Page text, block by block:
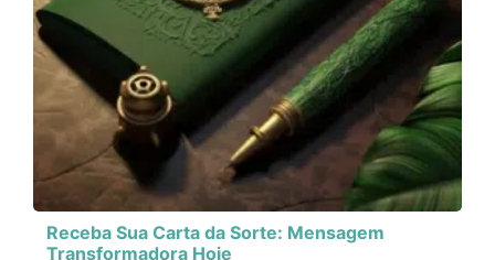
Receba Sua Carta da Sorte: Mensagem
Transformadora Hoje